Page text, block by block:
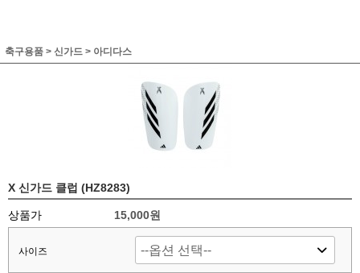
축구용품 > 신가드 > 아디다스
X 신가드 클럽 (HZ8283)
상품가 15,000원
사이즈